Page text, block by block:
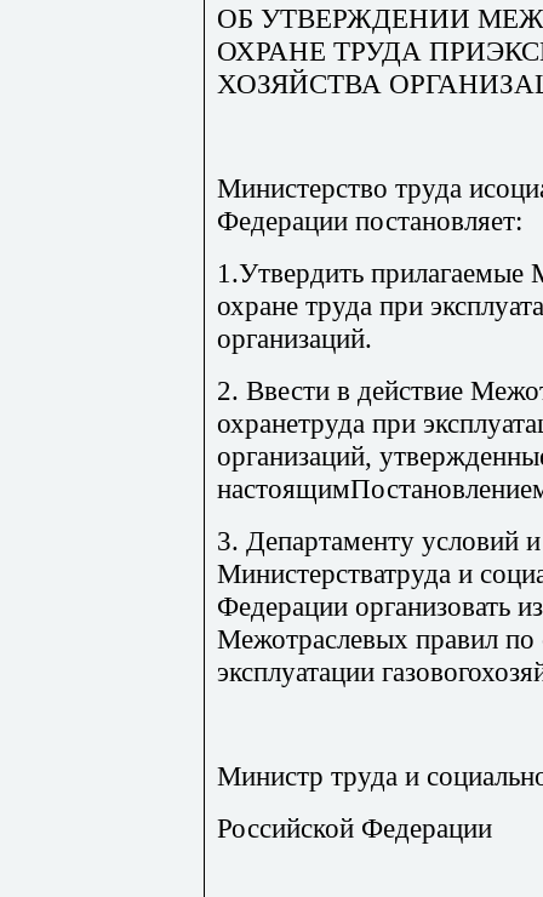
ОБ УТВЕРЖДЕНИИ
ОХРАНЕ ТРУДА
ХОЗЯЙСТВА
Министерство труда
Федерации постановляет:
1.Утвердить прилагаемые
охране труда при
организаций.
2. Ввести в действие
охранетруда при
организаций,
3. Департаменту условий
Министерстватруда и
Федерации организовать
Межотраслевых правил по
эксплуатации
Министр труда и
Российской Федерации